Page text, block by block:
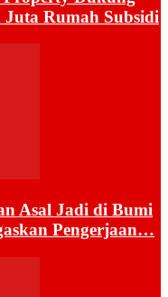
Rumah Subsidi
Asal Jadi di Bumi
Pengerjaan…